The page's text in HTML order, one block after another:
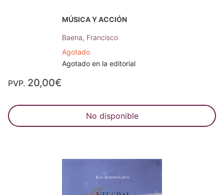
MÚSICA Y ACCIÓN
Baena, Francisco
Agotado
Agotado en la editorial
PVP. 20,00€
No disponible